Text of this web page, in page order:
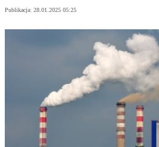
Publikacja: 28.01.2025 05:25